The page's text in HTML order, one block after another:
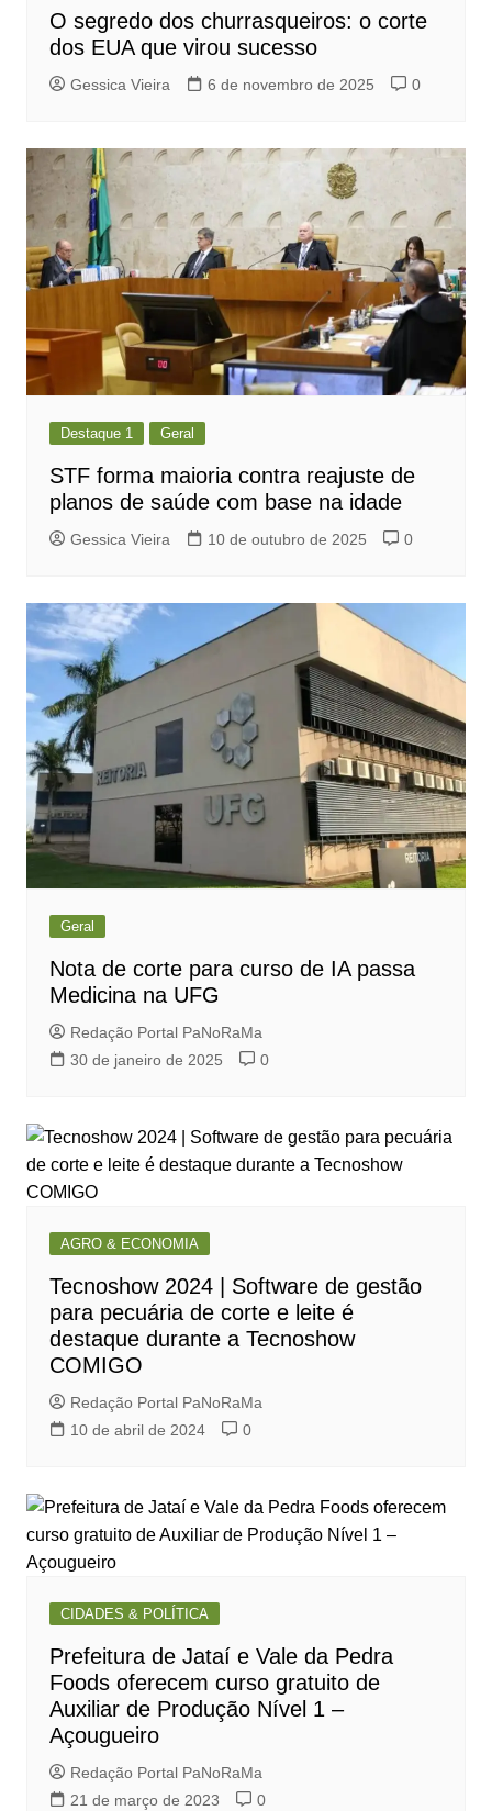
O segredo dos churrasqueiros: o corte
dos EUA que virou sucesso
Gessica Vieira 6 de novembro de 2025 0
Destaque 1 Geral
STF forma maioria contra reajuste de
planos de saúde com base na idade
Gessica Vieira 10 de outubro de 2025 0
Geral
Nota de corte para curso de IA passa
Medicina na UFG
Redação Portal PaNoRaMa
30 de janeiro de 2025
0
AGRO & ECONOMIA
Tecnoshow 2024 | Software de gestão
para pecuária de corte e leite é
destaque durante a Tecnoshow
COMIGO
Redação Portal PaNoRaMa
10 de abril de 2024
0
CIDADES & POLÍTICA
Prefeitura de Jataí e Vale da Pedra
Foods oferecem curso gratuito de
Auxiliar de Produção Nível 1 –
Açougueiro
Redação Portal PaNoRaMa
21 de março de 2023
0